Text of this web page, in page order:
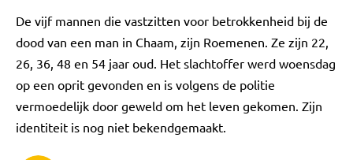
De vijf mannen die vastzitten voor betrokkenheid bij de
dood van een man in Chaam, zijn Roemenen. Ze zijn 22,
26, 36, 48 en 54 jaar oud. Het slachtoffer werd woensdag
op een oprit gevonden en is volgens de politie
vermoedelijk door geweld om het leven gekomen. Zijn
identiteit is nog niet bekendgemaakt.